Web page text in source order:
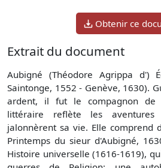
Obtenir ce
Extrait du document
Aubigné (Théodore Agrippa d')
Saintonge, 1552 - Genève, 1630).
ardent, il fut le compagnon de
littéraire reflète les
jalonnèrent sa vie. Elle comprend
Printemps du sieur d'Aubigné,
Histoire universelle (1616-1619),